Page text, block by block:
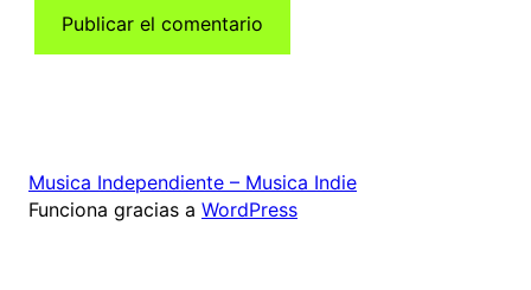
Musica Independiente – Musica Indie
Funciona gracias a WordPress